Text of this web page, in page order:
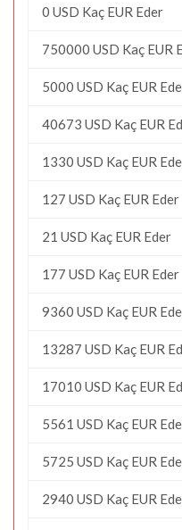
0 USD Kaç EUR Eder
750000 USD Kaç EUR
5000 USD Kaç EUR
40673 USD Kaç EUR
1330 USD Kaç EUR
127 USD Kaç EUR Eder
21 USD Kaç EUR Eder
177 USD Kaç EUR Eder
9360 USD Kaç EUR
13287 USD Kaç EUR
17010 USD Kaç EUR
5561 USD Kaç EUR
5725 USD Kaç EUR
2940 USD Kaç EUR